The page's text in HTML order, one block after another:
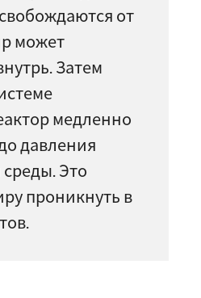
от
может
Затем
медленно
давления
Это
проникнуть в